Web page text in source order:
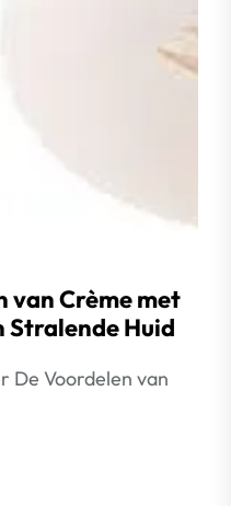
van Crème met
Stralende Huid
De Voordelen van